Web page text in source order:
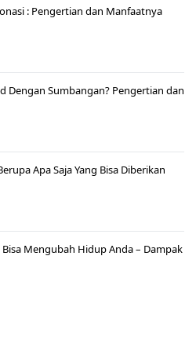
: Pengertian dan Manfaatnya
Dengan Sumbangan? Pengertian dan
Apa Saja Yang Bisa Diberikan
Mengubah Hidup Anda – Dampak